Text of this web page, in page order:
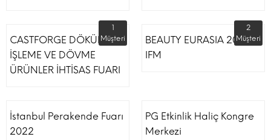
CASTFORGE DÖKÜM,
İŞLEME VE DÖVME
ÜRÜNLER İHTİSAS FUARI
1
Müşteri
BEAUTY EURASIA 2022
IFM
2
Müşteri
İstanbul Perakende Fuarı
2022
PG Etkinlik Haliç Kongre
Merkezi